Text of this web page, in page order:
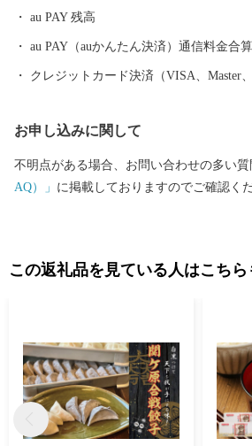
言われぬ物語があります。関ケ原はまさに
地」といえるでしょう。魅力あふれる関ケ
拠点としてJR関ケ原駅前に開館した「関
au PAY 残高
au PAY（auかんたん決済）通信料金合算
クレジットカード決済（VISA、Master
お申し込みに関して
不明点がある場合、お問い合わせの多い質
AQ）」 に掲載しておりますのでご確認くだ
この返礼品を見ている人はこちら